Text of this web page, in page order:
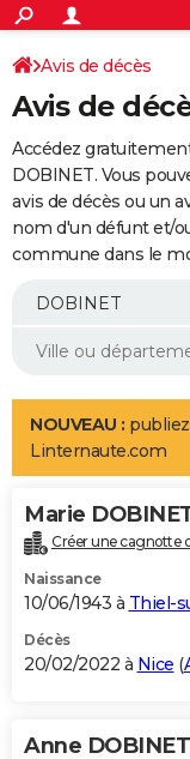
ACTUALITÉS
Politique
Société
Faits Divers
Education
Monde
Villes
+
SPORT
Coupe du monde 2026
Football
Tennis
Cyclisme
Rugby
Forum
Programme TV
TNT
Streaming
Cinéma
Sorties cinéma
Musique
+
FINANCE
Retraite
Epargne
Immobilier
Risques naturels par
Banque
Assurance
AUTO
Essais
Réserver un essai
Citadines
Berlines
SUV
Forum auto
+
Mobiles
Meilleur smartphone
Internet
Ordinateurs
Jeux vidéo
Guide high-tech
Aménagement intérieur
LIFESTYLE
Art de vivre
Bien-être
Loisirs
Mode
Modes de vie
Alimentation
Guide de la santé
Maladies
Médicaments
Sommeil
VOYAGE
Destinations
City break
Voyage nature
Voyage de noces
Forum
Climat
+PHOTO
GUIDES D'ACHAT
BONS PLANS
Carte de Noël
Carte Bonne année
Carte Saint-Valentin
Carte Pâques
Carte d'anniversaire
Avis de décès
Avis de
Accédez
DOBINET. Vous
avis de décès ou un
nom d'un défunt et/
commune dans le
NOUVEAU :
Linternaute.com
Marie
Créer une cagnotte
Naissance
10/06/1943 à Thiel-
Décès
20/02/2022 à Nice (
Anne DOBINET